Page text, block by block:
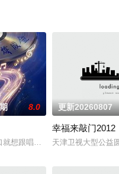
演绎各国音乐风情、展现
的真人秀。
8.0
想跟唱的歌，有意想不到的合
更新20260807
幸福来敲门2012
天津卫视大型公益